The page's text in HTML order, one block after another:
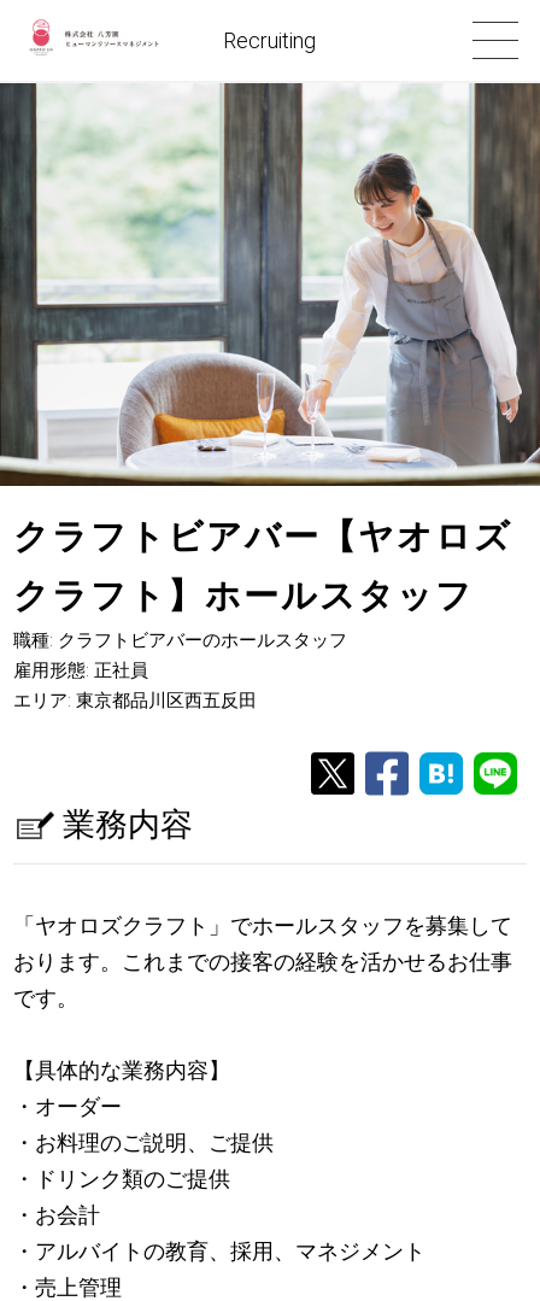
Recruiting
クラフトビアバー【ヤオロズ
クラフト】ホールスタッフ
職種: クラフトビアバーのホールスタッフ
雇用形態: 正社員
エリア: 東京都品川区西五反田
業務内容
「ヤオロズクラフト」でホールスタッフを募集して
おります。これまでの接客の経験を活かせるお仕事
です。
【具体的な業務内容】
・オーダー
・お料理のご説明、ご提供
・ドリンク類のご提供
・お会計
・アルバイトの教育、採用、マネジメント
・売上管理